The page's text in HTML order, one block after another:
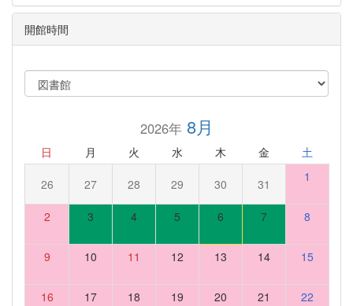
開館時間
2026年8月
日 月 火 水 木 金 土
26 27 28 29 30 31 1
2 3 4 5 6 7 8
9 10 11 12 13 14 15
16 17 18 19 20 21 22